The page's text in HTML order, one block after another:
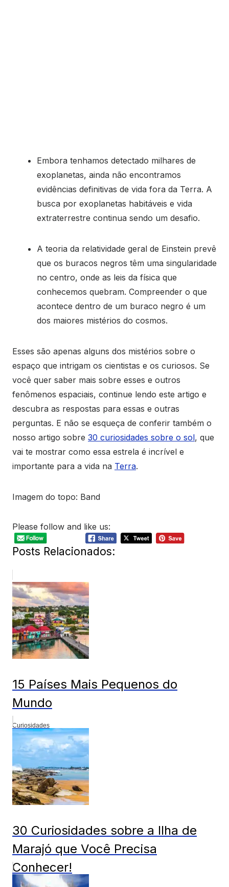
Embora tenhamos detectado milhares de
exoplanetas, ainda não encontramos
evidências definitivas de vida fora da Terra. A
busca por exoplanetas habitáveis e vida
extraterrestre continua sendo um desafio.
A teoria da relatividade geral de Einstein prevê
que os buracos negros têm uma singularidade
no centro, onde as leis da física que
conhecemos quebram. Compreender o que
acontece dentro de um buraco negro é um
dos maiores mistérios do cosmos.
Esses são apenas alguns dos mistérios sobre o
espaço que intrigam os cientistas e os curiosos. Se
você quer saber mais sobre esses e outros
fenômenos espaciais, continue lendo este artigo e
descubra as respostas para essas e outras
perguntas. E não se esqueça de conferir também o
nosso artigo sobre 30 curiosidades sobre o sol, que
vai te mostrar como essa estrela é incrível e
importante para a vida na Terra.
Imagem do topo: Band
Please follow and like us:
Posts Relacionados:
15 Países Mais Pequenos do
Mundo
Curiosidades
30 Curiosidades sobre a Ilha de
Marajó que Você Precisa
Conhecer!